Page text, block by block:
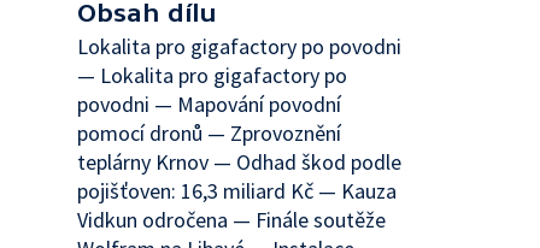
Obsah dílu
Lokalita pro gigafactory po povodni
— Lokalita pro gigafactory po
povodni — Mapování povodní
pomocí dronů — Zprovoznění
teplárny Krnov — Odhad škod podle
pojišťoven: 16,3 miliard Kč — Kauza
Vidkun odročena — Finále soutěže